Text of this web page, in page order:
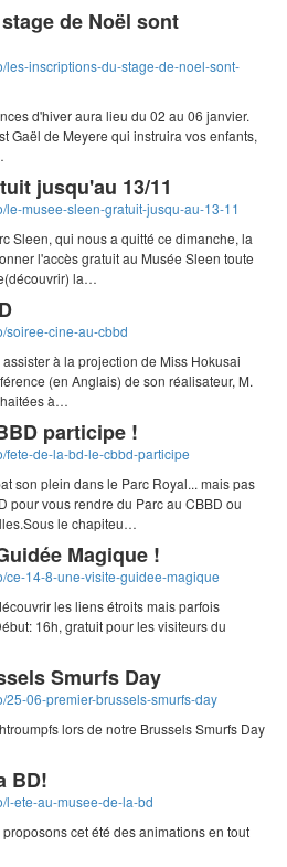
de Noël sont
les-inscriptions-du-stage-de-noel-sont-
d'hiver aura lieu du 02 au 06 janvier.
Gaël de Meyere qui instruira vos enfants,
jusqu'au 13/11
le-musee-sleen-gratuit-jusqu-au-13-11
Sleen, qui nous a quitté ce dimanche, la
l'accès gratuit au Musée Sleen toute
la…
soiree-cine-au-cbbd
à la projection de Miss Hokusai
(en Anglais) de son réalisateur, M.
à…
participe !
fete-de-la-bd-le-cbbd-participe
son plein dans le Parc Royal... mais pas
pour vous rendre du Parc au CBBD ou
le chapiteu…
Magique !
ce-14-8-une-visite-guidee-magique
les liens étroits mais parfois
16h, gratuit pour les visiteurs du
Smurfs Day
25-06-premier-brussels-smurfs-day
lors de notre Brussels Smurfs Day
BD!
l-ete-au-musee-de-la-bd
cet été des animations en tout